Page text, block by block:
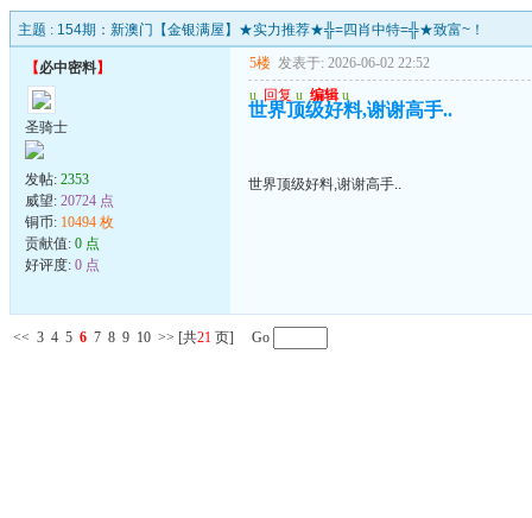
主题 : 154期：新澳门【金银满屋】★实力推荐★╬=四肖中特=╬★致富~！
【必中密料】
圣骑士
发帖: 2353
威望: 20724 点
铜币: 10494 枚
贡献值: 0 点
好评度: 0 点
5楼 发表于: 2026-06-02 22:52
u 回复 u 编辑 u
世界顶级好料,谢谢高手..
世界顶级好料,谢谢高手..
<< 3 4 5 6 7 8 9 10 >> [共21 页] Go